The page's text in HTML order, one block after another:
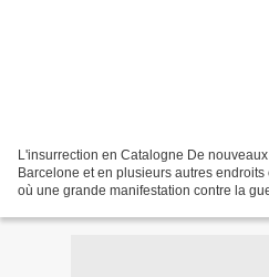
L'insurrection en Catalogne De
Barcelone et en plusieurs autres
où une grande manifestation contre la